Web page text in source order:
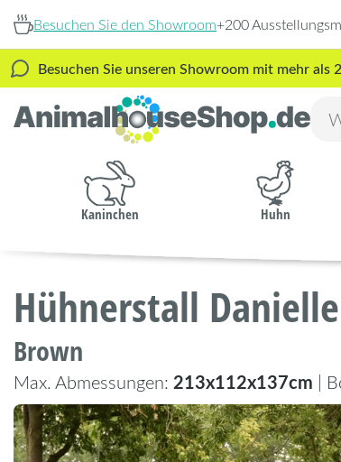
Besuchen Sie den Showroom+200
Besuchen Sie unseren Showroom mit mehr als
Kaninchen Huhn
Hühnerstall Danielle
Brown
Max. Abmessungen: 213x112x137cm |